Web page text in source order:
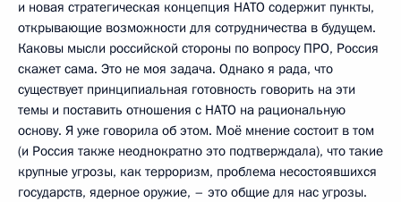
и новая стратегическая концепция НАТО содержит пункты,
открывающие возможности для сотрудничества в будущем.
Каковы мысли российской стороны по вопросу ПРО, Россия
скажет сама. Это не моя задача. Однако я рада, что
существует принципиальная готовность говорить на эти
темы и поставить отношения с НАТО на рациональную
основу. Я уже говорила об этом. Моё мнение состоит в том
(и Россия также неоднократно это подтверждала), что такие
крупные угрозы, как терроризм, проблема несостоявшихся
государств, ядерное оружие, – это общие для нас угрозы.